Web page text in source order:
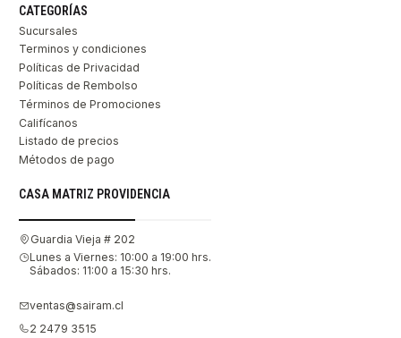
CATEGORÍAS
Sucursales
Terminos y condiciones
Políticas de Privacidad
Políticas de Rembolso
Términos de Promociones
Califícanos
Listado de precios
Métodos de pago
CASA MATRIZ PROVIDENCIA
Guardia Vieja # 202
Lunes a Viernes: 10:00 a 19:00 hrs.
Sábados: 11:00 a 15:30 hrs.
ventas@sairam.cl
2 2479 3515